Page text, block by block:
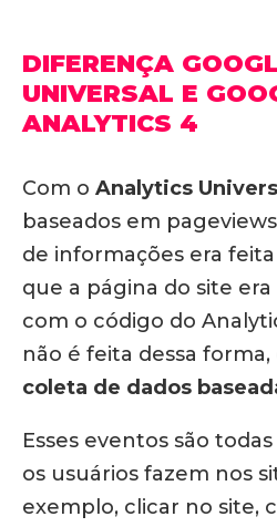
DIFERENÇA
UNIVERSAL E
ANALYTICS 4
Com o Analytics
baseados em
de informações era
que a página do site
com o código do
não é feita dessa forma,
coleta de dados
Esses eventos são
os usuários fazem nos
exemplo, clicar no site,